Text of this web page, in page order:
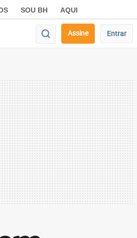
SOU BH AQUI
Assine Entrar